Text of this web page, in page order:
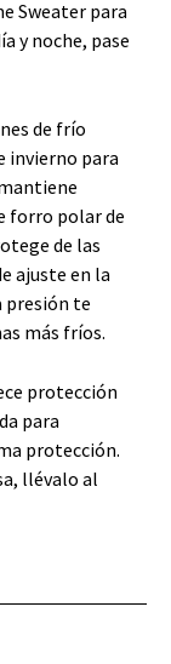
Sweater para
y noche, pase
de frío
invierno para
forro polar de
de las
ajuste en la
presión te
más fríos.
protección
para
protección.
llévalo al